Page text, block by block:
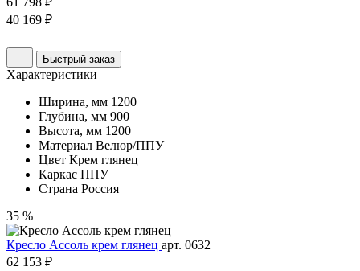
40 169 ₽
Быстрый заказ
Характеристики
Ширина, мм 1200
Глубина, мм 900
Высота, мм 1200
Материал Велюр/ППУ
Цвет Крем глянец
Каркас ППУ
Страна Россия
35 %
Кресло Ассоль крем глянец арт. 0632
62 153 ₽